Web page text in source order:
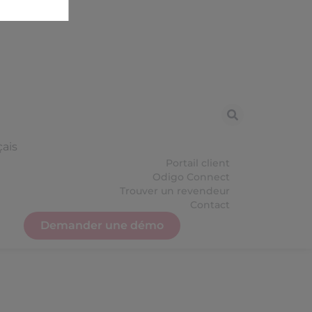
Portail client
Odigo Connect
Trouver un revendeur
Contact
Demander une démo